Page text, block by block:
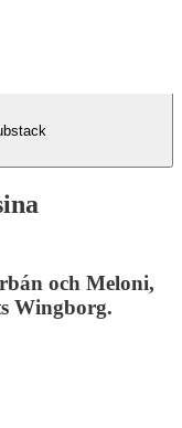
och Meloni,
Wingborg.